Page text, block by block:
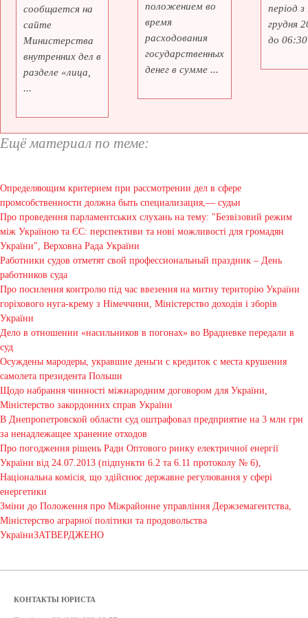
сообщается на
сайте
Министерства
внутренних дел в
разделе «лица,
...
положением во
время
расходования
государственных
денег в сумме ...
період
грудня
до
Ещё материал по теме:
Определяющим критерием при рассмотрении дел в сфере
промсобственности должна быть специализация,— судьи
Про проведення парламентських слухань на тему: "Безвізовий режим
між Україною та ЄС: перспективи та нові можливості для громадян
України", Верховна Рада України
Работники судов отметят свой профессиональный праздник – День
работников суда
Про посилення контролю під час ввезення на митну територію України
горіхового нуга-крему з Німеччини, Міністерство доходів і зборів
України
Дело в отношении «насильников в погонах» во Врадиевке передали в
суд
Осуждены мародеры, укравшие деньги с кредиток с места крушения
самолета президента Польши
Щодо набрання чинності міжнародним договором для України,
Міністерство закордонних справ України
В Днепропетровской области суд оштрафовал предприятие на 3 млн грн
за ненадлежащее хранение отходов
Про погодження рішень Ради Оптового ринку електричної енергії
України від 24.07.2013 (підпункти 6.2 та 6.11 протоколу № 6),
Національна комісія, що здійснює державне регулювання у сфері
енергетики
Зміни до Положення про Міжрайонне управління Держземагентства,
Міністерство аграрної політики та продовольства
УкраїниЗАТВЕРДЖЕНО
КОНТАКТЫ ЮРИСТА